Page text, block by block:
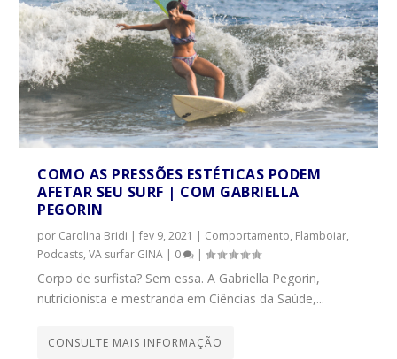
COMO AS PRESSÕES ESTÉTICAS PODEM
AFETAR SEU SURF | COM GABRIELLA
PEGORIN
por Carolina Bridi |fev 9, 2021 | Comportamento, Flamboiar,
Podcasts,VA surfar GINA | 0 |
Corpo de surfista? Sem essa. A Gabriella Pegorin,
nutricionista e mestranda em Ciências da Saúde,...
CONSULTE MAIS INFORMAÇÃO